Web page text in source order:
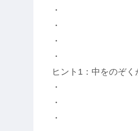
・
・
・
・
ヒント1：中をのぞく
・
・
・